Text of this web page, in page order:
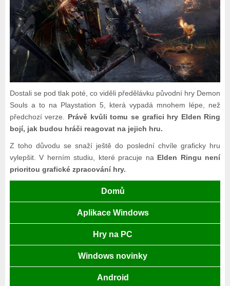
Dostali se pod tlak poté, co viděli předělávku původní hry Demon
Souls a to na Playstation 5, která vypadá mnohem lépe, než
předchozí verze. Právě kvůli tomu se grafici hry Elden Ring
bojí, jak budou hráči reagovat na jejich hru.
Z toho důvodu se snaží ještě do poslední chvíle graficky hru
vylepšit. V herním studiu, které pracuje na Elden Ringu není
prioritou grafické zpracování hry.
Domů
Aplikace Windows
Hry na PC
Windows novinky
Android